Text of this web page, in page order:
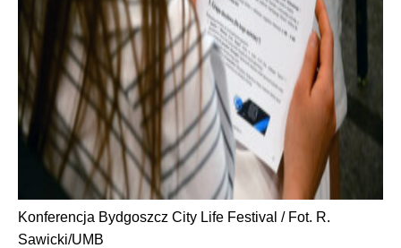
Konferencja Bydgoszcz City Life Festival / Fot. R.
Sawicki/UMB